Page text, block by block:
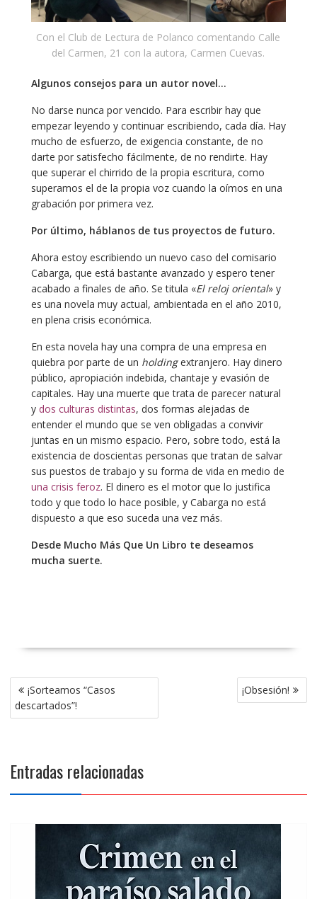
Con el Club de Lectura de Polanco comentando Calle
del Carmen, 21 con la autora, Carmen Cuevas.
Algunos consejos para un autor novel…
No darse nunca por vencido. Para escribir hay que
empezar leyendo y continuar escribiendo, cada día. Hay
mucho de esfuerzo, de exigencia constante, de no
darte por satisfecho fácilmente, de no rendirte. Hay
que superar el chirrido de la propia escritura, como
superamos el de la propia voz cuando la oímos en una
grabación por primera vez.
Por último, háblanos de tus proyectos de futuro.
Ahora estoy escribiendo un nuevo caso del comisario
Cabarga, que está bastante avanzado y espero tener
acabado a finales de año. Se titula «El reloj oriental» y
es una novela muy actual, ambientada en el año 2010,
en plena crisis económica.
En esta novela hay una compra de una empresa en
quiebra por parte de un holdingextranjero. Hay dinero
público, apropiación indebida, chantaje y evasión de
capitales. Hay una muerte que trata de parecer natural
y dos culturas distintas, dos formas alejadas de
entender el mundo que se ven obligadas a convivir
juntas en un mismo espacio. Pero, sobre todo, está la
existencia de doscientas personas que tratan de salvar
sus puestos de trabajo y su forma de vida en medio de
una crisis feroz. El dinero es el motor que lo justifica
todo y que todo lo hace posible, y Cabarga no está
dispuesto a que eso suceda una vez más.
Desde Mucho Más Que Un Libro te deseamos
mucha suerte.
Navegación
de
entradas
¡Sorteamos “Casos
descartados”!
¡Obsesión!
Entradas relacionadas